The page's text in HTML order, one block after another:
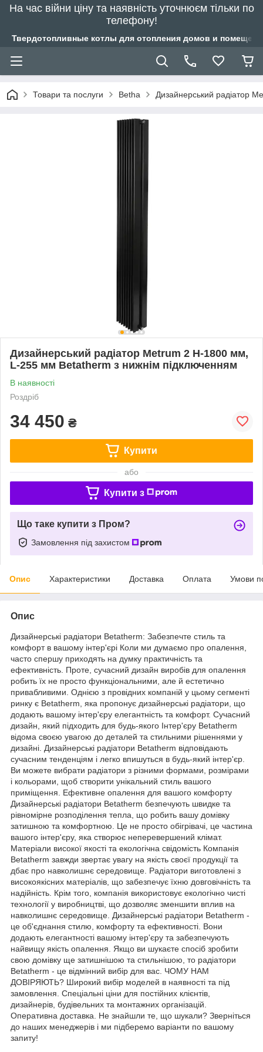
На час війни ціну та наявність уточнюєм тільки по
телефону!
Твердотопливные котлы для отопления домов и
Товари та послуги Betha Дизайнерський радіатор
Дизайнерський радіатор Metrum 2 H-1800 мм,
L-255 мм Betatherm з нижнім підключенням
В наявності
Роздріб
34 450 ₴
Купити
або
Купити з
Що таке купити з Пром?
Замовлення під захистом
Опис Характеристики Доставка Оплата Умови
Опис
Дизайнерські радіатори Betatherm: Забезпечте стиль та
комфорт в вашому інтер'єрі Коли ми думаємо про опалення,
часто спершу приходять на думку практичність та
ефективність. Проте, сучасний дизайн виробів для опалення
робить їх не просто функціональними, але й естетично
привабливими. Однією з провідних компаній у цьому сегменті
ринку є Betatherm, яка пропонує дизайнерські радіатори, що
додають вашому інтер'єру елегантність та комфорт. Сучасний
дизайн, який підходить для будь-якого Інтер'єру Betatherm
відома своєю увагою до деталей та стильними рішеннями у
дизайні. Дизайнерські радіатори Betatherm відповідають
сучасним тенденціям і легко впишуться в будь-який інтер'єр.
Ви можете вибрати радіатори з різними формами, розмірами
і кольорами, щоб створити унікальний стиль вашого
приміщення. Ефективне опалення для вашого комфорту
Дизайнерські радіатори Betatherm безпечують швидке та
рівномірне розподілення тепла, що робить вашу домівку
затишною та комфортною. Це не просто обігрівачі, це частина
вашого інтер'єру, яка створює неперевершений клімат.
Матеріали високої якості та екологічна свідомість Компанія
Betatherm завжди звертає увагу на якість своєї продукції та
дбає про навколишнє середовище. Радіатори виготовлені з
високоякісних матеріалів, що забезпечує їхню довговічність та
надійність. Крім того, компанія використовує екологічно чисті
технології у виробництві, що дозволяє зменшити вплив на
навколишнє середовище. Дизайнерські радіатори Betatherm -
це об'єднання стилю, комфорту та ефективності. Вони
додають елегантності вашому інтер'єру та забезпечують
найвищу якість опалення. Якщо ви шукаєте спосіб зробити
свою домівку ще затишнішою та стильнішою, то радіатори
Betatherm - це відмінний вибір для вас. ЧОМУ НАМ
ДОВІРЯЮТЬ? Широкий вибір моделей в наявності та під
замовлення. Спеціальні ціни для постійних клієнтів,
дизайнерів, будівельних та монтажних організацій.
Оперативна доставка. Не знайшли те, що шукали? Зверніться
до наших менеджерів і ми підберемо варіанти по вашому
запиту!